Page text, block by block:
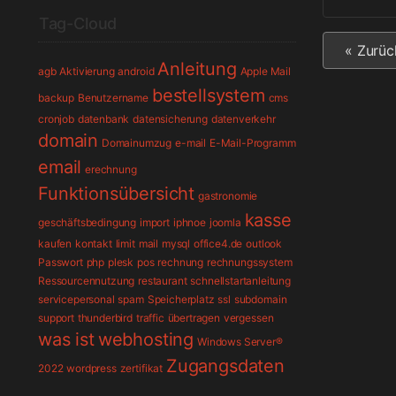
agb Aktivierung android Anleitung Apple Mail
backup Benutzername bestellsystem cms
cronjob datenbank datensicherung datenverkehr
domain Domainumzug e-mail E-Mail-Programm
email erechnung
Funktionsübersicht gastronomie
geschäftsbedingung import iphnoe joomla kasse
kaufen kontakt limit mail mysql office4.de outlook
Passwort php plesk pos rechnung rechnungssystem
Ressourcennutzung restaurant schnellstartanleitung
servicepersonal spam Speicherplatz ssl subdomain
support thunderbird traffic übertragen vergessen
was istwebhosting Windows Server®
2022 wordpress zertifikat Zugangsdaten
«